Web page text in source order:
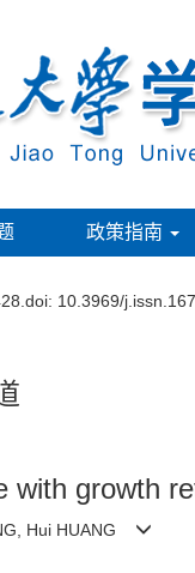
政策指南
doi: 10.3969/
with growth
Hui HUANG